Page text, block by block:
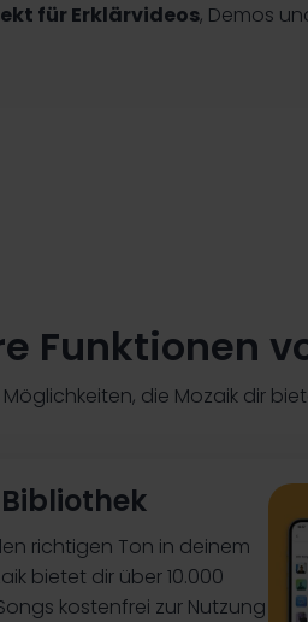
für Erklärvideos, Demos
Funktionen
die Mozaik dir
richtigen Ton in deinem
bietet dir über 10.000
kostenfrei zur Nutzung